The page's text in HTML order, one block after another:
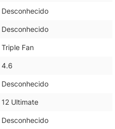
Desconhecido
Desconhecido
Triple Fan
4.6
Desconhecido
12 Ultimate
Desconhecido